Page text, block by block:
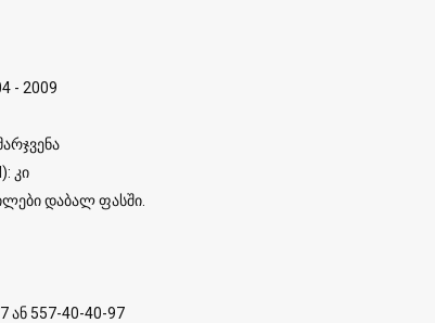
- 2009
კი
დაბალ ფასში.
ან 557-40-40-97